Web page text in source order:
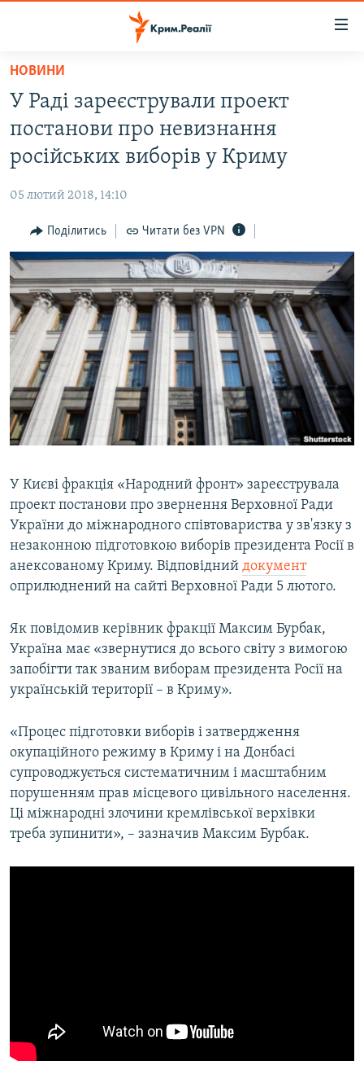
Перейти
основного
матеріалу
Перейти
до
основної
Перейти
до
пошуку
ВОДА.КРИМ
ВІДЕО ТА ФОТО
БЛОГИ
ПОГЛЯД
ІНТЕРВ'Ю
ВСЕ ЗА ДЕНЬ
СПЕЦПРОЕКТИ
ДЕПОРТАЦІЯ
ВІДЕОУРОКИ «ELIFBE»
СВІДЧЕННЯ ОКУПАЦІЇ
УКРАЇНСЬКА ПРОБЛЕМА КРИМУ
ЯК ОБІЙТИ БЛОКУВАННЯ
Русский
Qırımtatar
Усі сайти RFE/RL
НОВИНИ
У Раді зареєстрували проект
постанови про невизнання
російських виборів у Криму
05 лютий 2018, 14:10
Поділитись Читати без VPN
У Києві фракція «Народний фронт» зареєструвала
проект постанови про звернення Верховної Ради
України до міжнародного співтовариства у зв'язку з
незаконною підготовкою виборів президента Росії в
анексованому Криму. Відповідний документ
оприлюднений на сайті Верховної Ради 5 лютого.
Як повідомив керівник фракції Максим Бурбак,
Україна має «звернутися до всього світу з вимогою
запобігти так званим виборам президента Росії на
українській території – в Криму».
«Процес підготовки виборів і затвердження
окупаційного режиму в Криму і на Донбасі
супроводжується систематичним і масштабним
порушенням прав місцевого цивільного населення.
Ці міжнародні злочини кремлівської верхівки
треба зупинити», – зазначив Максим Бурбак.